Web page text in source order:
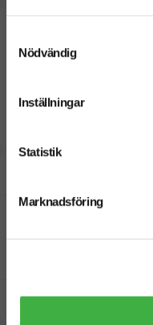
Nödvändig
Inställningar
Statistik
Marknadsföring
Snabb leverans